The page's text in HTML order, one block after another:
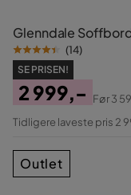
Glenndale
(14)
SE PRISEN!
Pris
2 999,-
Original
Før3
Tidligere laveste pris 2
Outlet